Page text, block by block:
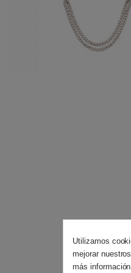
Utilizamos
mejorar
más